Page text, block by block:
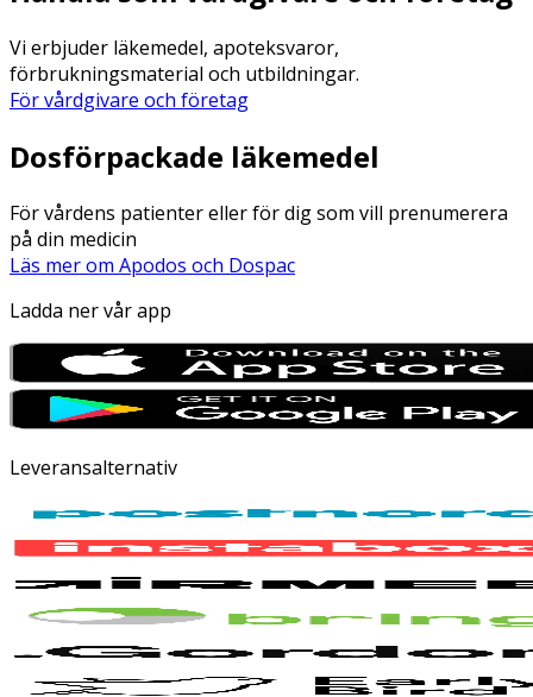
Vi erbjuder läkemedel, apoteksvaror,
förbrukningsmaterial och utbildningar.
För vårdgivare och företag
Dosförpackade läkemedel
För vårdens patienter eller för dig som vill prenumerera
på din medicin
Läs mer om Apodos och Dospac
Ladda ner vår app
Leveransalternativ